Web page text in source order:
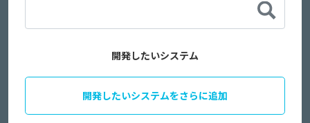
開発したいシステム
開発したいシステムをさらに追加